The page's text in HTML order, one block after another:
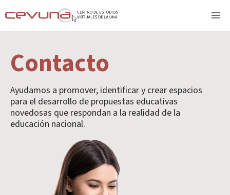
Contacto
Ayudamos a promover, identificar y crear espacios
para el desarrollo de propuestas educativas
novedosas que respondan a la realidad de la
educación nacional.